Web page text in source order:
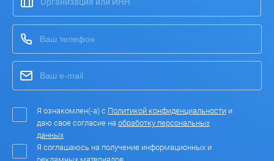
Я ознакомлен(-а) с Политикой конфиденциальности и
даю свое согласие на обработку персональных
данных
Я соглашаюсь на получение информационных и